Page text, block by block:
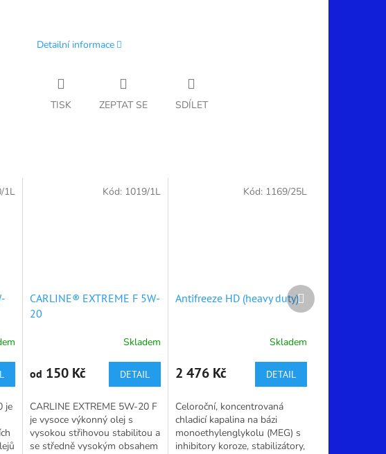
Detailní informace
TISK ZEPTAT SE SDÍLET
je
1L
CARLINE® EXTREME F 5W-
20
produktu
z
5
hvězdiček.
Skladem
od 150 Kč DETAIL
CARLINE EXTREME 5W-20 F
je vysoce výkonný olej s
vysokou střihovou stabilitou a
se středně vysokým obsahem
Kód: 1019/1L
Antifreeze HD (heavy duty)
produktu
z
5
hvězdiček.
Skladem
2 476 Kč DETAIL
Celoroční, koncentrovaná
chladicí kapalina na bázi
monoethylenglykolu (MEG) s
inhibitory koroze, stabilizátory,
Kód: 1169/25L
Další
produkt